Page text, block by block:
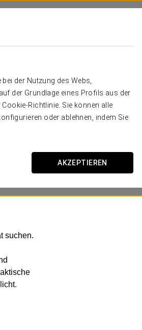
der Nutzung des Webs,
der Grundlage eines Profils aus der
Richtlinie. Sie können alle
oder ablehnen, indem Sie
AKZEPTIEREN
die für eine erholsame Ruhe
ist jedes Zimmer ausgestattet,
für Geschäftsreisende als auch
suchen.